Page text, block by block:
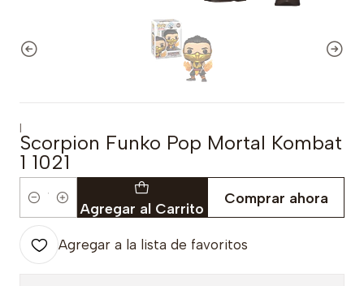
|
Scorpion Funko Pop Mortal Kombat
1 1021
Cantidad Agregar al Carrito
Comprar ahora
Agregar a la lista de favoritos